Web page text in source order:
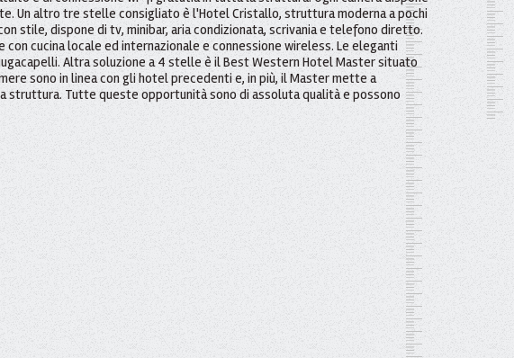
Un altro tre stelle consigliato è l'Hotel Cristallo, struttura moderna a pochi
stile, dispone di tv, minibar, aria condizionata, scrivania e telefono diretto.
cucina locale ed internazionale e connessione wireless. Le eleganti
Altra soluzione a 4 stelle è il Best Western Hotel Master situato
sono in linea con gli hotel precedenti e, in più, il Master mette a
Tutte queste opportunità sono di assoluta qualità e possono